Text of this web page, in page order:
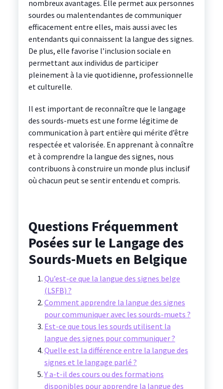
nombreux avantages. Elle permet aux personnes
sourdes ou malentendantes de communiquer
efficacement entre elles, mais aussi avec les
entendants qui connaissent la langue des signes.
De plus, elle favorise l’inclusion sociale en
permettant aux individus de participer
pleinement à la vie quotidienne, professionnelle
et culturelle.
Il est important de reconnaître que le langage
des sourds-muets est une forme légitime de
communication à part entière qui mérite d’être
respectée et valorisée. En apprenant à connaître
et à comprendre la langue des signes, nous
contribuons à construire un monde plus inclusif
où chacun peut se sentir entendu et compris.
Questions Fréquemment
Posées sur le Langage des
Sourds-Muets en Belgique
Qu’est-ce que la langue des signes belge
(LSFB) ?
Comment apprendre la langue des signes
pour communiquer avec les sourds-muets ?
Est-ce que tous les sourds utilisent la
langue des signes pour communiquer ?
Quelle est la différence entre la langue des
signes et le langage parlé ?
Y a-t-il des cours ou des formations
disponibles pour apprendre la langue des